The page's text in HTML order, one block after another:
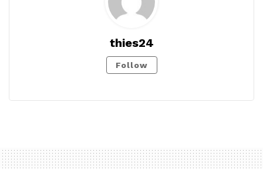
thies24
Follow